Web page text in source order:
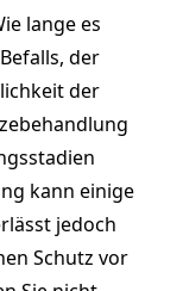
lange es
der
der
kann einige
jedoch
Schutz vor